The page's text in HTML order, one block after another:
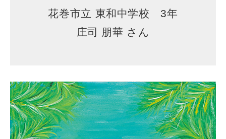
花巻市立 東和中学校 3年
庄司 朋華 さん